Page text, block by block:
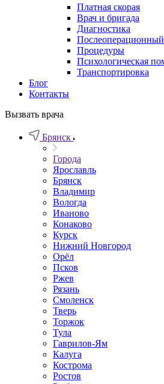
Платная скорая
Врач и бригада
Диагностика
Процедуры
Психологическая
Транспортировка
Блог
Контакты
Вызвать врача
Брянск
Города
Ярославль
Брянск
Владимир
Вологда
Иваново
Конаково
Курск
Нижний Новгород
Орёл
Псков
Ржев
Рязань
Смоленск
Тверь
Торжок
Тула
Гаврилов-Ям
Калуга
Кострома
Ростов